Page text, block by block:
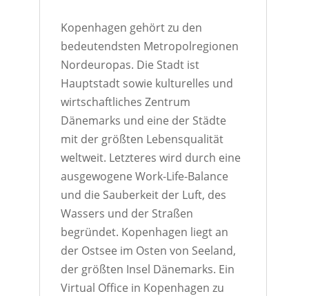
Kopenhagen gehört zu den
bedeutendsten Metropolregionen
Nordeuropas. Die Stadt ist
Hauptstadt sowie kulturelles und
wirtschaftliches Zentrum
Dänemarks und eine der Städte
mit der größten Lebensqualität
weltweit. Letzteres wird durch eine
ausgewogene Work-Life-Balance
und die Sauberkeit der Luft, des
Wassers und der Straßen
begründet. Kopenhagen liegt an
der Ostsee im Osten von Seeland,
der größten Insel Dänemarks. Ein
Virtual Office in Kopenhagen zu